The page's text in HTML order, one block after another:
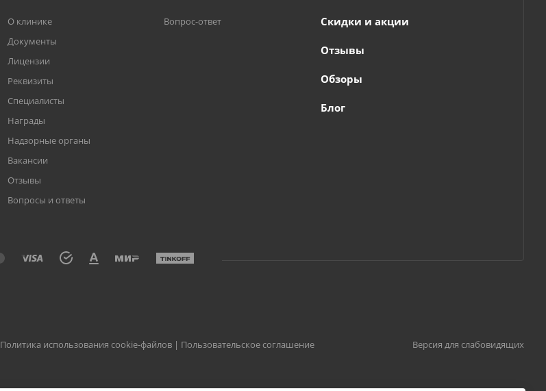
О клинике
Документы
Лицензии
Реквизиты
Специалисты
Награды
Надзорные органы
Вакансии
Отзывы
Вопросы и ответы
Вопрос-ответ Скидки и акции
Отзывы
Обзоры
Блог
Политика использования cookie-файлов | Пользовательское соглашение Версия для слабовидящих